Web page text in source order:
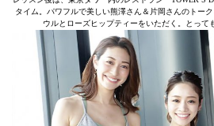
タイム。パワフルで美しい熊澤さん＆片岡さんのトー
ウルとローズヒップティーをいただく。とって